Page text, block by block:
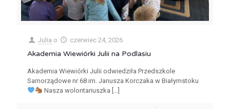
Julia o czerwiec 24, 2026
Akademia Wiewiórki Julii na Podlasiu
Akademia Wiewiórki Julii odwiedziła Przedszkole
Samorządowe nr 68 im. Janusza Korczaka w Białymstoku
Nasza wolontariuszka […]